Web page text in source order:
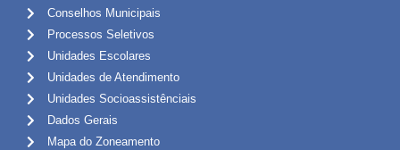
Conselhos Municipais
Processos Seletivos
Unidades Escolares
Unidades de Atendimento
Unidades Socioassistênciais
Dados Gerais
Mapa do Zoneamento